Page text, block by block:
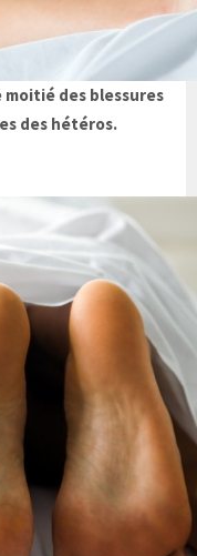
des blessures
des hétéros.